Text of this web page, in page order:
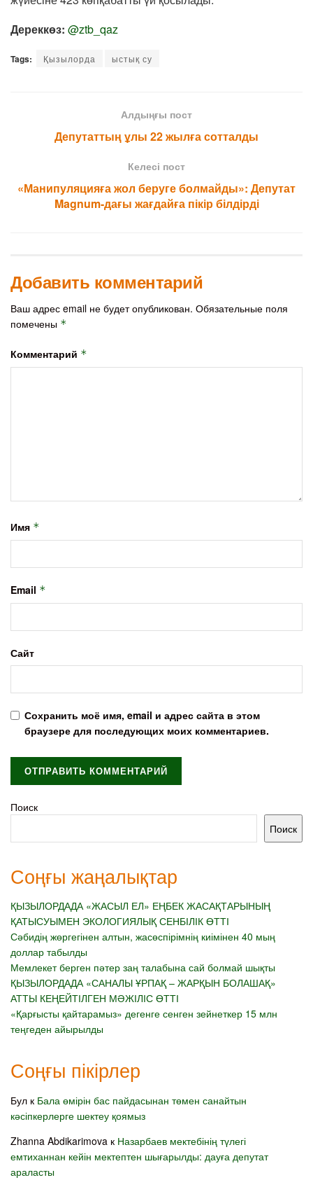
Дереккөз: @ztb_qaz
Tags: Қызылорда ыстық су
Алдыңғы пост
Депутаттың ұлы 22 жылға сотталды
Келесі пост
«Манипуляцияға жол беруге болмайды»: Депутат
Magnum-дағы жағдайға пікір білдірді
Добавить комментарий
Ваш адрес email не будет опубликован. Обязательные поля
помечены *
Комментарий *
Имя *
Email *
Сайт
Сохранить моё имя, email и адрес сайта в этом
браузере для последующих моих комментариев.
Поиск
Поиск
Соңғы жаңалықтар
ҚЫЗЫЛОРДАДА «ЖАСЫЛ ЕЛ» ЕҢБЕК ЖАСАҚТАРЫНЫҢ
ҚАТЫСУЫМЕН ЭКОЛОГИЯЛЫҚ СЕНБІЛІК ӨТТІ
Сәбидің жөргегінен алтын, жасөспірімнің киімінен 40 мың
доллар табылды
Мемлекет берген пәтер заң талабына сай болмай шықты
ҚЫЗЫЛОРДАДА «САНАЛЫ ҰРПАҚ – ЖАРҚЫН БОЛАШАҚ»
АТТЫ КЕҢЕЙТІЛГЕН МӘЖІЛІС ӨТТІ
«Қарғысты қайтарамыз» дегенге сенген зейнеткер 15 млн
теңгеден айырылды
Соңғы пікірлер
Бул к Бала өмірін бас пайдасынан төмен санайтын
кәсіпкерлерге шектеу қоямыз
Zhanna Abdikarimova к Назарбаев мектебінің түлегі
емтиханнан кейін мектептен шығарылды: дауға депутат
араласты